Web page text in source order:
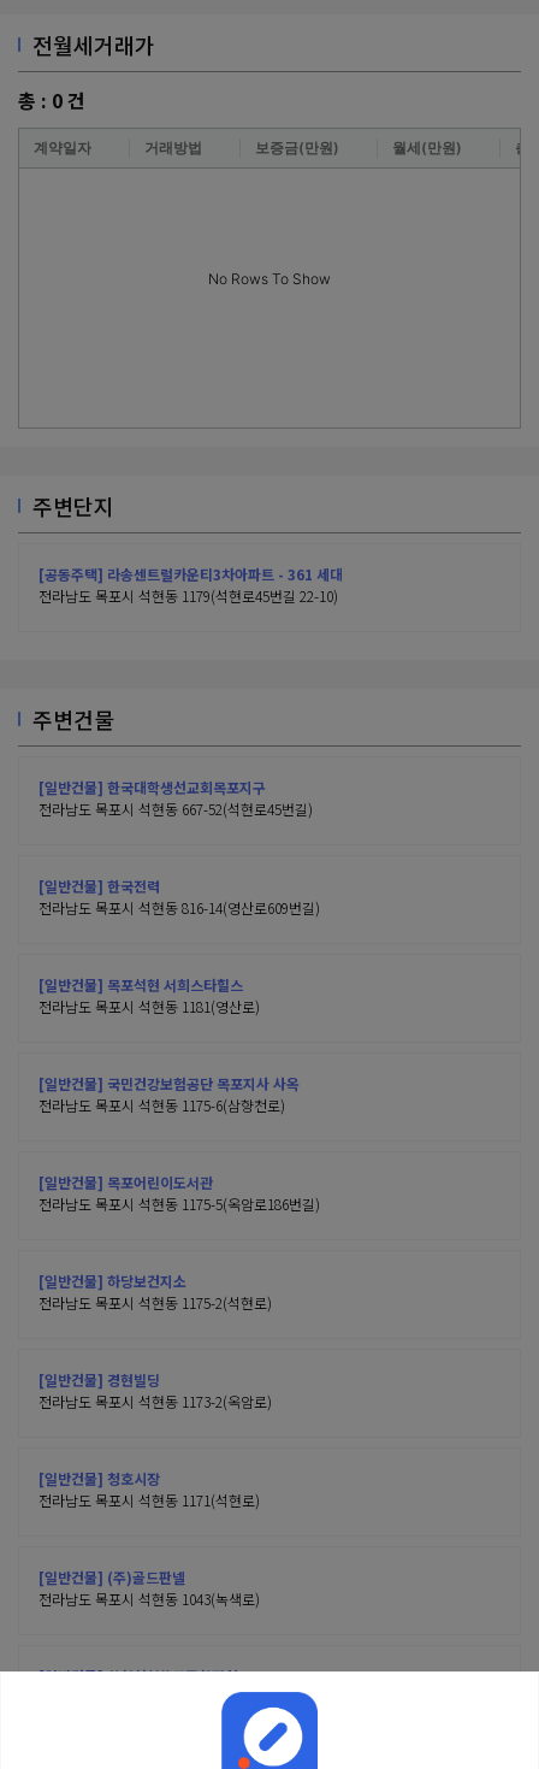
전월세거래가
총 : 0건
계약일자 거래방법 보증금(만원) 월세(만원) 층
No Rows To Show
주변단지
[공동주택] 라송센트럴카운티3차아파트 - 361 세대
전라남도 목포시 석현동 1179(석현로45번길 22-10)
주변건물
[일반건물] 한국대학생선교회목포지구
전라남도 목포시 석현동 667-52(석현로45번길)
[일반건물] 한국전력
전라남도 목포시 석현동 816-14(영산로609번길)
[일반건물] 목포석현 서희스타힐스
전라남도 목포시 석현동 1181(영산로)
[일반건물] 국민건강보험공단 목포지사 사옥
전라남도 목포시 석현동 1175-6(삼향천로)
[일반건물] 목포어린이도서관
전라남도 목포시 석현동 1175-5(옥암로186번길)
[일반건물] 하당보건지소
전라남도 목포시 석현동 1175-2(석현로)
[일반건물] 경현빌딩
전라남도 목포시 석현동 1173-2(옥암로)
[일반건물] 청호시장
전라남도 목포시 석현동 1171(석현로)
[일반건물] (주)골드판넬
전라남도 목포시 석현동 1043(녹색로)
[일반건물] 삼향천(상)공중화장실
전라남도 목포시 석현동 1034-6(영산로)